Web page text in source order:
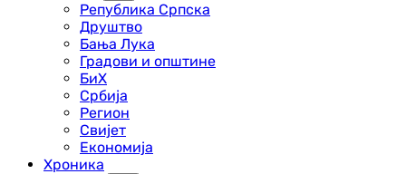
Република Српска
Друштво
Бања Лука
Градови и општине
БиХ
Србија
Регион
Свијет
Економија
Хроника